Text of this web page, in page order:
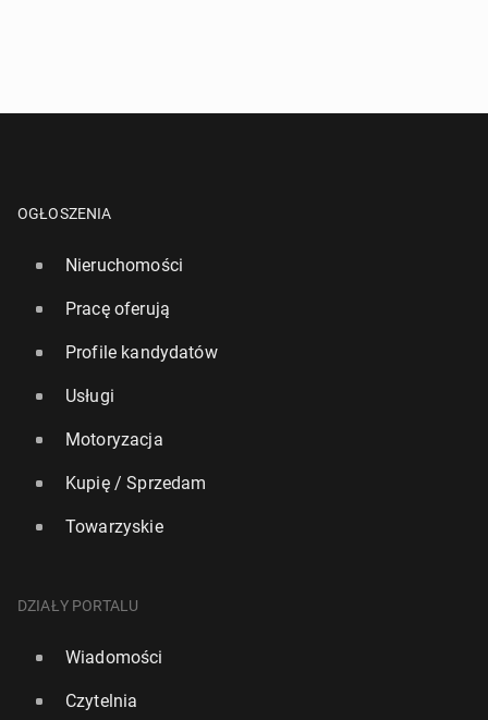
OGŁOSZENIA
Nieruchomości
Pracę oferują
Profile kandydatów
Usługi
Motoryzacja
Kupię / Sprzedam
Towarzyskie
DZIAŁY PORTALU
Wiadomości
Czytelnia